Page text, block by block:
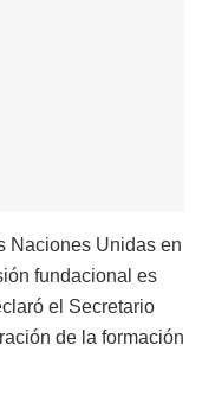
Naciones Unidas en
fundacional es
el Secretario
de la formación